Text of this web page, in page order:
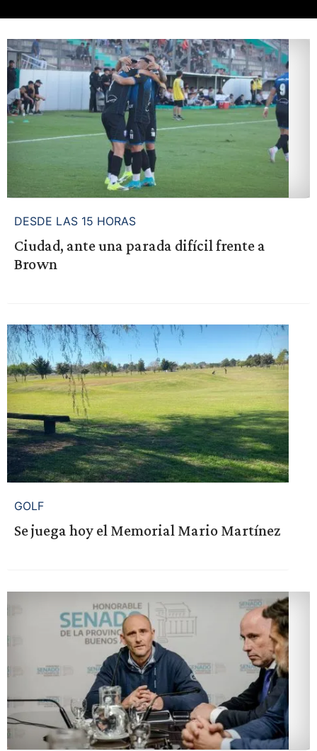
DESDE LAS 15 HORAS
Ciudad, ante una parada difícil frente a
Brown
GOLF
Se juega hoy el Memorial Mario Martínez